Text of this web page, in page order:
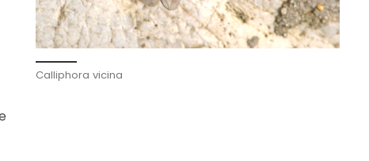
Calliphora vicina